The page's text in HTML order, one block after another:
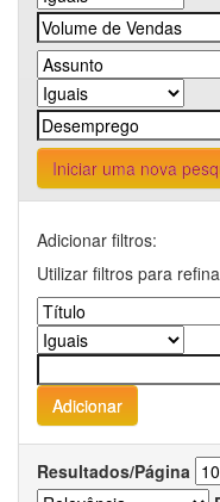
Iniciar uma nova
Adicionar filtros:
Utilizar filtros para
Resultados/Página